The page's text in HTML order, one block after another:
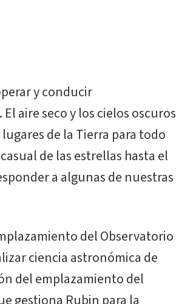
y conducir
aire seco y los cielos oscuros
de la Tierra para todo
de las estrellas hasta el
a algunas de nuestras
del Observatorio
ciencia astronómica de
del emplazamiento del